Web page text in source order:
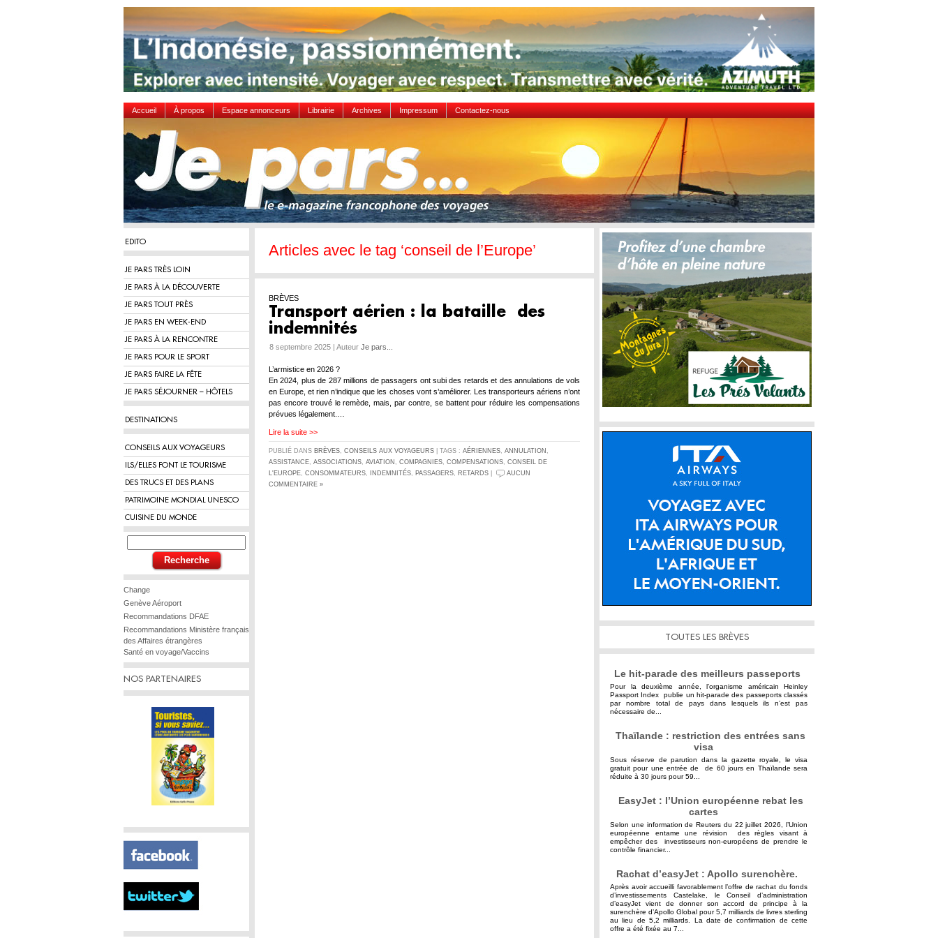
Accueil À propos Espace annonceurs Librairie Archives Impressum Contactez-nous
EDITO
JE PARS TRÈS LOIN
JE PARS À LA DÉCOUVERTE
JE PARS TOUT PRÈS
JE PARS EN WEEK-END
JE PARS À LA RENCONTRE
JE PARS POUR LE SPORT
JE PARS FAIRE LA FÊTE
JE PARS SÉJOURNER – HÔTELS
DESTINATIONS
CONSEILS AUX VOYAGEURS
ILS/ELLES FONT LE TOURISME
DES TRUCS ET DES PLANS
PATRIMOINE MONDIAL UNESCO
CUISINE DU MONDE
Change
Genève Aéroport
Recommandations DFAE
Recommandations Ministère français
des Affaires étrangères
Santé en voyage/Vaccins
NOS PARTENAIRES
Articles avec le tag ‘conseil de l’Europe’
BRÈVES
Transport aérien : la bataille des
indemnités
8 septembre 2025 | Auteur Je pars...
L’armistice en 2026 ?
En 2024, plus de 287 millions de passagers ont subi des retards et des annulations de vols
en Europe, et rien n’indique que les choses vont s’améliorer. Les transporteurs aériens n’ont
pas encore trouvé le remède, mais, par contre, se battent pour réduire les compensations
prévues légalement.…
Lire la suite >>
PUBLIÉ DANS BRÈVES, CONSEILS AUX VOYAGEURS | TAGS : AÉRIENNES, ANNULATION ,
ASSISTANCE, ASSOCIATIONS, AVIATION , COMPAGNIES, COMPENSATIONS, CONSEIL DE
L'EUROPE, CONSOMMATEURS, INDEMNITÉS, PASSAGERS, RETARDS
AUCUN
COMMENTAIRE »
TOUTES LES BRÈVES
Le hit-parade des meilleurs passeports
Pour la deuxième année, l’organisme américain Heinley
Passport Index publie un hit-parade des passeports classés
par nombre total de pays dans lesquels ils n’est pas
nécessaire de...
Thaïlande : restriction des entrées sans
visa
Sous réserve de parution dans la gazette royale, le visa
gratuit pour une entrée de de 60 jours en Thaïlande sera
réduite à 30 jours pour 59...
EasyJet : l’Union européenne rebat les
cartes
Selon une information de Reuters du 22 juillet 2026, l’Union
européenne entame une révision des règles visant à
empêcher des investisseurs non-européens de prendre le
contrôle financier...
Rachat d’easyJet : Apollo surenchère.
Après avoir accueilli favorablement l’offre de rachat du fonds
d’investissements Castelake, le Conseil d’administration
d’easyJet vient de donner son accord de principe à la
surenchère d’Apollo Global pour 5,7 milliards de livres sterling
au lieu de 5,2 milliards. La date de confirmation de cette
offre a été fixée au 7...